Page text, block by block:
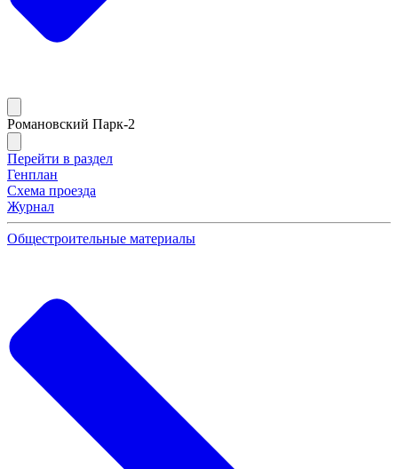
Романовский Парк-2
Перейти в раздел
Генплан
Схема проезда
Журнал
Общестроительные материалы